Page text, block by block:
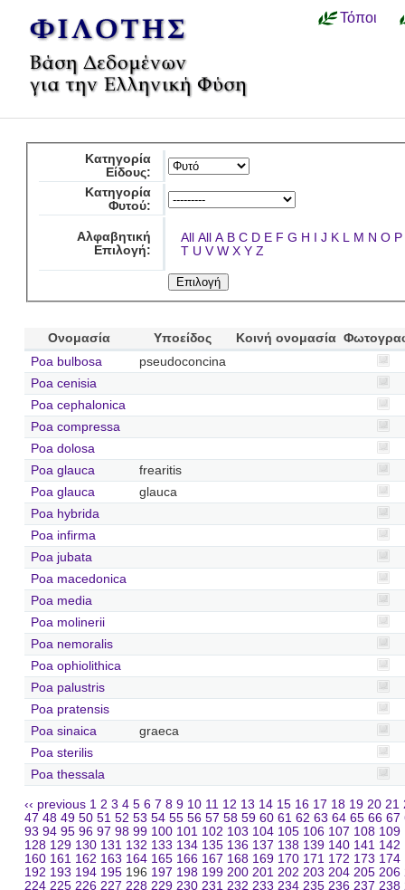
Τόποι
Κατηγορία
Είδους:
Κατηγορία
Φυτού:
Αλφαβητική
Επιλογή:
All All A B C D E F G H I J K L M N O P
T U V W X Y Z
Ονομασία Υποείδος Κοινή ονομασία
Poa bulbosa
pseudoconcina
Poa cenisia
Poa cephalonica
Poa compressa
Poa dolosa
Poa glauca
frearitis
Poa glauca
glauca
Poa hybrida
Poa infirma
Poa jubata
Poa macedonica
Poa media
Poa molinerii
Poa nemoralis
Poa ophiolithica
Poa palustris
Poa pratensis
Poa sinaica
graeca
Poa sterilis
Poa thessala
‹‹ previous 1 2 3 4 5 6 7 8 9 10 11 12 13 14 15 16 17 18 19 20 21
47 48 49 50 51 52 53 54 55 56 57 58 59 60 61 62 63 64 65 66 67
93 94 95 96 97 98 99 100 101 102 103 104 105 106 107 108 109
128 129 130 131 132 133 134 135 136 137 138 139 140 141 142
160 161 162 163 164 165 166 167 168 169 170 171 172 173 174
192 193 194 195 196 197 198 199 200 201 202 203 204 205 206
224 225 226 227 228 229 230 231 232 233 234 235 236 237 238